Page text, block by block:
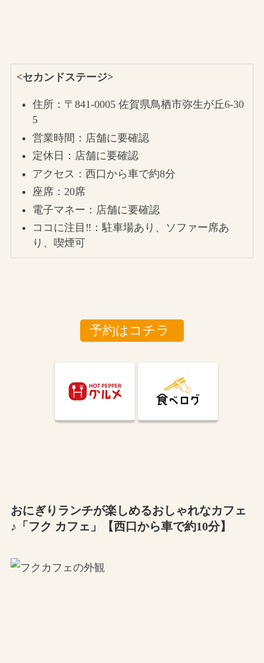
<セカンドステージ>
住所：〒841-0005 佐賀県鳥栖市弥生が丘6-30
5
営業時間：店舗に要確認
定休日：店舗に要確認
アクセス：西口から車で約8分
座席：20席
電子マネー：店舗に要確認
ココに注目‼：駐車場あり、ソファー席あ
り、喫煙可
予約はコチラ
おにぎりランチが楽しめるおしゃれなカフェ
♪「フク カフェ」【西口から車で約10分】